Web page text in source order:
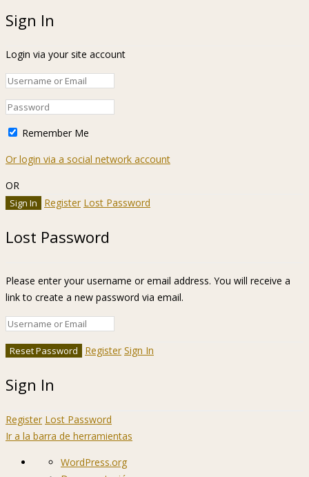
Sign In
Login via your site account
Remember Me
Or login via a social network account
OR
Register Lost Password
Lost Password
Please enter your username or email address. You will receive a
link to create a new password via email.
Register Sign In
Sign In
Register Lost Password
Ir a la barra de herramientas
AcercaWordPress.org